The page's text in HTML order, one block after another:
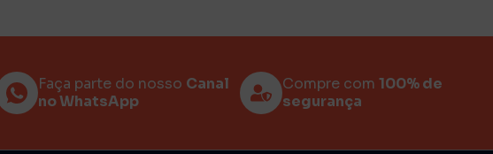
Faça parte do nosso Canal
no WhatsApp
Compre com100% de
segurança